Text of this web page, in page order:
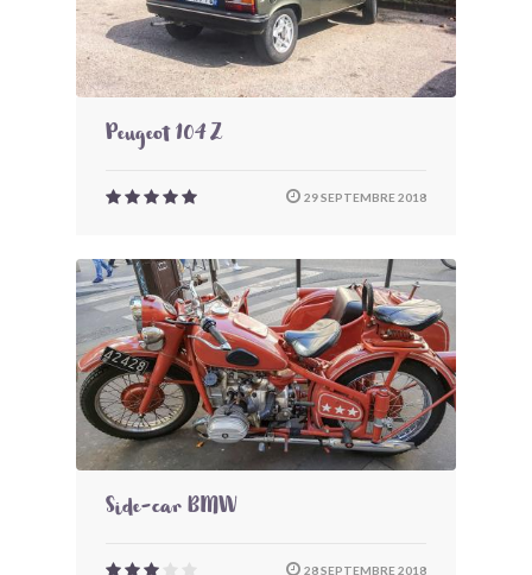
Peugeot 104 Z
29 SEPTEMBRE 2018
Side-car BMW
28 SEPTEMBRE 2018